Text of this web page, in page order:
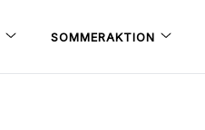
SOMMERAKTION